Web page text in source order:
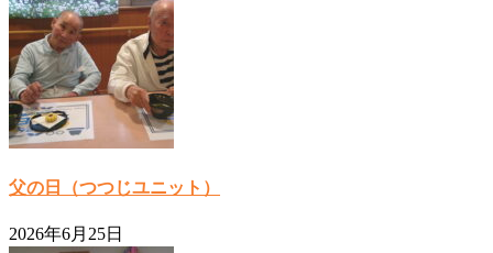
父の日（つつじユニット）
2026年6月25日